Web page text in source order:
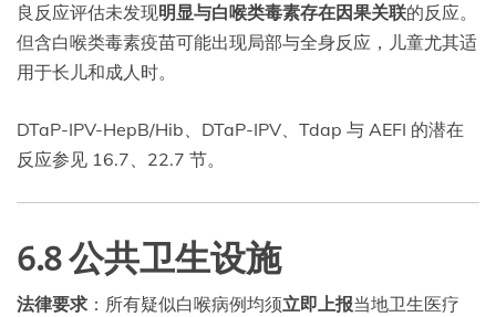
良反应评估未发现明显与白喉类毒素存在因果关联的反应。
但含白喉类毒素疫苗可能出现局部与全身反应，儿童尤其适
用于长儿和成人时。
DTaP-IPV-HepB/Hib、DTaP-IPV、Tdap 与 AEFI 的潜在
反应参见 16.7、22.7 节。
6.8 公共卫生设施
法律要求 ：所有疑似白喉病例均须立即上报当地卫生医疗